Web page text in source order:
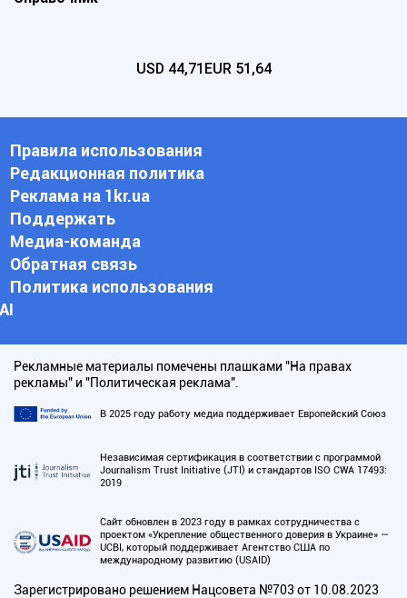
USD 44,71 EUR 51,64
Правила использования
Редакционная политика
Реклама на 1kr.ua
Поддержать
Медиа-команда
Обратная связь
Политика использования
АI
Рекламные материалы помечены плашками "На правах
рекламы" и "Политическая реклама".
В 2025 году работу медиа поддерживает Европейский Союз
Независимая сертификация в соответствии с программой
Journalism Trust Initiative (JTI) и стандартов ISO CWA 17493:
2019
Сайт обновлен в 2023 году в рамках сотрудничества с
проектом «Укрепление общественного доверия в Украине» —
UCBI, который поддерживает Агентство США по
международному развитию (USAID)
Зарегистрировано решением Нацсовета №703 от 10.08.2023